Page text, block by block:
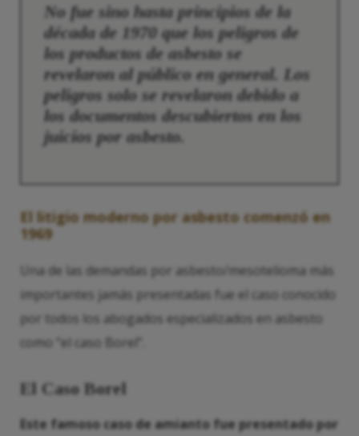
No fue sino hasta principios de la
década de 1970 que los peligros de
los productos de asbesto se
revelaron al público en general. Los
peligros solo se revelaron debido a
los documentos descubiertos en los
juicios por asbesto.
El litigio moderno por asbesto comenzó en
1969
Una de las demandas por asbesto/mesotelioma más
importantes jamás presentadas fue el caso conocido
por todos los abogados especializados en asbesto
como “el caso Borel”.
El Caso Borel
Este famoso caso de amianto fue presentado por